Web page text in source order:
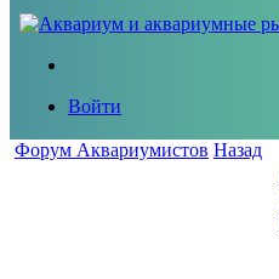
Войти
Форум Аквариумистов Назад